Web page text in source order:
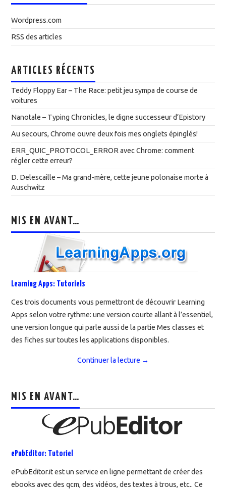
Wordpress.com
RSS des articles
ARTICLES RÉCENTS
Teddy Floppy Ear – The Race: petit jeu sympa de course de
voitures
Nanotale – Typing Chronicles, le digne successeur d’Epistory
Au secours, Chrome ouvre deux fois mes onglets épinglés!
ERR_QUIC_PROTOCOL_ERROR avec Chrome: comment
régler cette erreur?
D. Delescaille – Ma grand-mère, cette jeune polonaise morte à
Auschwitz
MIS EN AVANT…
Learning Apps: Tutoriels
Ces trois documents vous permettront de découvrir Learning
Apps selon votre rythme: une version courte allant à l’essentiel,
une version longue qui parle aussi de la partie Mes classes et
des fiches sur toutes les applications disponibles.
Continuer la lecture →
MIS EN AVANT…
ePubEditor: Tutoriel
ePubEditor.it est un service en ligne permettant de créer des
ebooks avec des qcm, des vidéos, des textes à trous, etc.. Ce